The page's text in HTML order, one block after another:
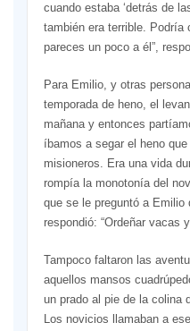
cuando estaba ‘detrás de
también era terrible. Podría
pareces un poco a él”,
Para Emilio, y otras
temporada de heno, el
mañana y entonces
íbamos a segar el heno
misioneros. Era una vida
rompía la monotonía del
que se le preguntó a Emilio
respondió: “Ordeñar vacas
Tampoco faltaron las
aquellos mansos
un prado al pie de la colina
Los novicios llamaban a